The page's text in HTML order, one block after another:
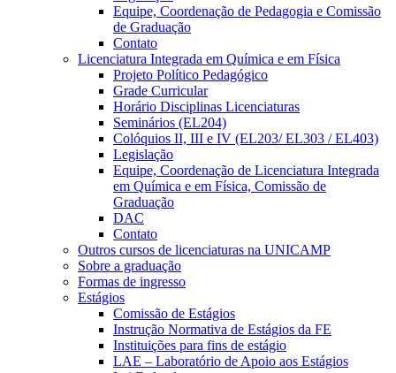
Equipe, Coordenação de Pedagogia e Comissão
de Graduação
Contato
Licenciatura Integrada em Química e em Física
Projeto Político Pedagógico
Grade Curricular
Horário Disciplinas Licenciaturas
Seminários (EL204)
Colóquios II, III e IV (EL203/ EL303 / EL403)
Legislação
Equipe, Coordenação de Licenciatura Integrada
em Química e em Física, Comissão de
Graduação
DAC
Contato
Outros cursos de licenciaturas na UNICAMP
Sobre a graduação
Formas de ingresso
Estágios
Comissão de Estágios
Instrução Normativa de Estágios da FE
Instituições para fins de estágio
LAE – Laboratório de Apoio aos Estágios